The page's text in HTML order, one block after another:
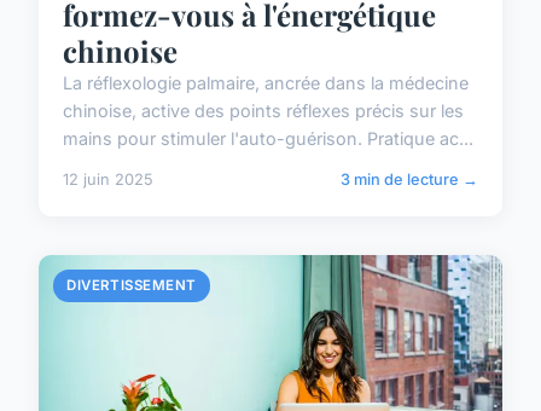
formez-vous à l'énergétique
chinoise
La réflexologie palmaire, ancrée dans la médecine
chinoise, active des points réflexes précis sur les
mains pour stimuler l'auto-guérison. Pratique ac...
12 juin 2025 3 min de lecture →
DIVERTISSEMENT